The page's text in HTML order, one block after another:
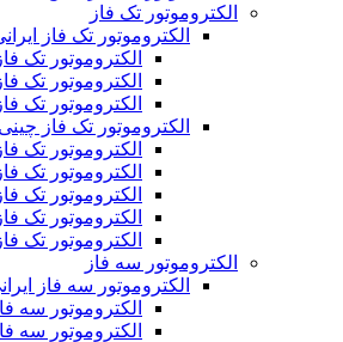
الکتروموتور تک فاز
الکتروموتور تک فاز
الکتروموتور تک
الکتروموتور تک
الکتروموتور تک
الکتروموتور تک فاز چینی
الکتروموتور تک
الکتروموتور تک
الکتروموتور تک
الکتروموتور تک
الکتروموتور تک
الکتروموتور سه فاز
الکتروموتور سه فاز
الکتروموتور سه
الکتروموتور سه